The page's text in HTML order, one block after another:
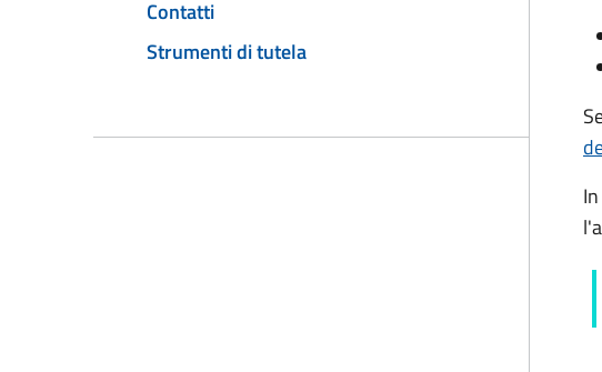
Contatti
Strumenti di tutela